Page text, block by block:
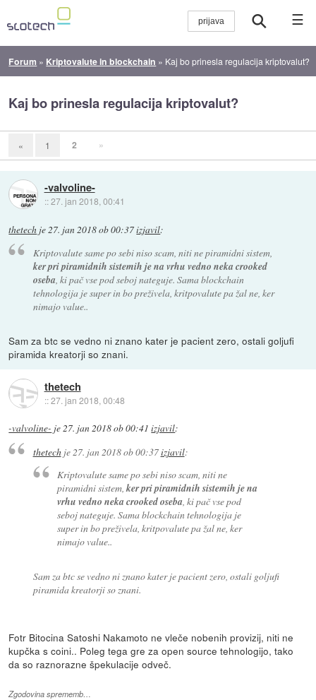
☰
Forum » Kriptovalute in blockchain » Kaj bo prinesla regulacija kriptovalut?
Kaj bo prinesla regulacija kriptovalut?
« 1 2 »
-valvoline-
::27. jan 2018, 00:41
thetech je27. jan 2018 ob 00:37izjavil:
Kriptovalute same po sebi niso scam, niti ne piramidni sistem,
ker pri piramidnih sistemih je na vrhu vedno neka crooked
oseba, ki pač vse pod seboj nateguje. Sama blockchain
tehnologija je super in bo preživela, kritpovalute pa žal ne, ker
nimajo value..
Sam za btc se vedno ni znano kater je pacient zero, ostali goljufi
piramida kreatorji so znani.
thetech
::27. jan 2018, 00:48
-valvoline- je27. jan 2018 ob 00:41 izjavil:
thetechje 27. jan 2018 ob 00:37izjavil:
Kriptovalute same po sebi niso scam, niti ne
piramidni sistem,ker pri piramidnih sistemih je na
vrhu vedno neka crooked oseba, ki pač vse pod
seboj nateguje. Sama blockchain tehnologija je
super in bo preživela, kritpovalute pa žal ne, ker
nimajo value..
Sam za btc se vedno ni znano kater je pacient zero, ostali goljufi
piramida kreatorji so znani.
Fotr Bitocina Satoshi Nakamoto ne vleče nobenih provizij, niti ne
kupčka s coini.. Poleg tega gre za open source tehnologijo, tako
da so raznorazne špekulacije odveč.
Zgodovina sprememb…